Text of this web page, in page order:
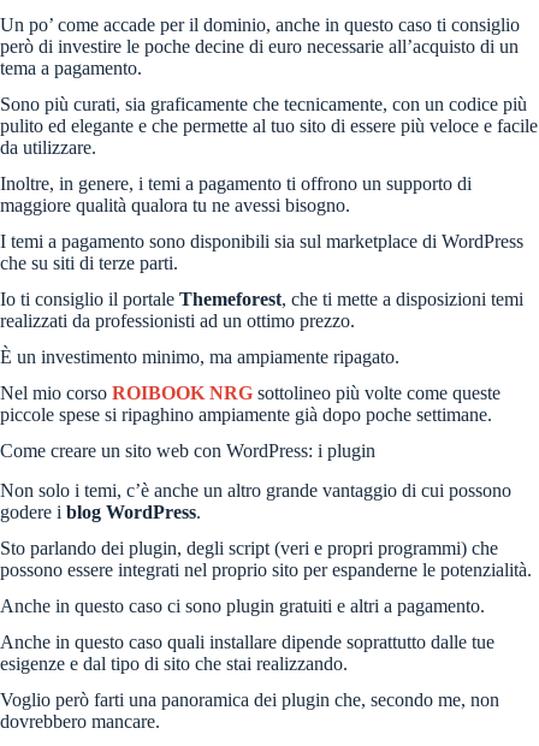
Un po’ come accade per il dominio, anche in questo caso ti consiglio
però di investire le poche decine di euro necessarie all’acquisto di un
tema a pagamento.
Sono più curati, sia graficamente che tecnicamente, con un codice più
pulito ed elegante e che permette al tuo sito di essere più veloce e facile
da utilizzare.
Inoltre, in genere, i temi a pagamento ti offrono un supporto di
maggiore qualità qualora tu ne avessi bisogno.
I temi a pagamento sono disponibili sia sul marketplace di WordPress
che su siti di terze parti.
Io ti consiglio il portale Themeforest, che ti mette a disposizioni temi
realizzati da professionisti ad un ottimo prezzo.
È un investimento minimo, ma ampiamente ripagato.
Nel mio corso ROIBOOK NRG sottolineo più volte come queste
piccole spese si ripaghino ampiamente già dopo poche settimane.
Come creare un sito web con WordPress: i plugin
Non solo i temi, c’è anche un altro grande vantaggio di cui possono
godere i blog WordPress.
Sto parlando dei plugin, degli script (veri e propri programmi) che
possono essere integrati nel proprio sito per espanderne le potenzialità.
Anche in questo caso ci sono plugin gratuiti e altri a pagamento.
Anche in questo caso quali installare dipende soprattutto dalle tue
esigenze e dal tipo di sito che stai realizzando.
Voglio però farti una panoramica dei plugin che, secondo me, non
dovrebbero mancare.